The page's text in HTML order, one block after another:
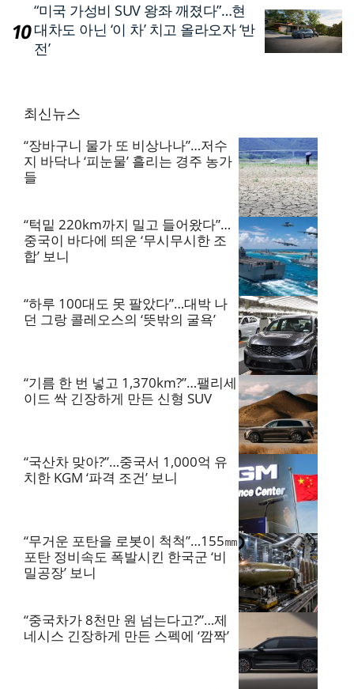
“미국 가성비 SUV 왕좌 깨졌다”…현
대차도 아닌 ‘이 차’ 치고 올라오자 ‘반
전’
최신뉴스
“장바구니 물가 또 비상나나”…저수
지 바닥나 ‘피눈물’ 흘리는 경주 농가
들
“턱밑 220km까지 밀고 들어왔다”…
중국이 바다에 띄운 ‘무시무시한 조
합’ 보니
“하루 100대도 못 팔았다”…대박 나
던 그랑 콜레오스의 ‘뜻밖의 굴욕’
“기름 한 번 넣고 1,370km?”…팰리세
이드 싹 긴장하게 만든 신형 SUV
“국산차 맞아?”…중국서 1,000억 유
치한 KGM ‘파격 조건’ 보니
“무거운 포탄을 로봇이 척척”…155㎜
포탄 정비속도 폭발시킨 한국군 ‘비
밀공장’ 보니
“중국차가 8천만 원 넘는다고?”…제
네시스 긴장하게 만든 스펙에 ‘깜짝’